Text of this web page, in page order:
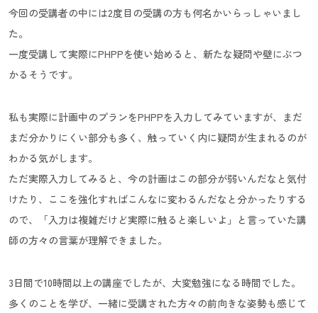
今回の受講者の中には2度目の受講の方も何名かいらっしゃいまし
た。
一度受講して実際にPHPPを使い始めると、新たな疑問や壁にぶつ
かるそうです。
私も実際に計画中のプランをPHPPを入力してみていますが、まだ
まだ分かりにくい部分も多く、触っていく内に疑問が生まれるのが
わかる気がします。
ただ実際入力してみると、今の計画はこの部分が弱いんだなと気付
けたり、ここを強化すればこんなに変わるんだなと分かったりする
ので、「入力は複雑だけど実際に触ると楽しいよ」と言っていた講
師の方々の言葉が理解できました。
3日間で10時間以上の講座でしたが、大変勉強になる時間でした。
多くのことを学び、一緒に受講された方々の前向きな姿勢も感じて